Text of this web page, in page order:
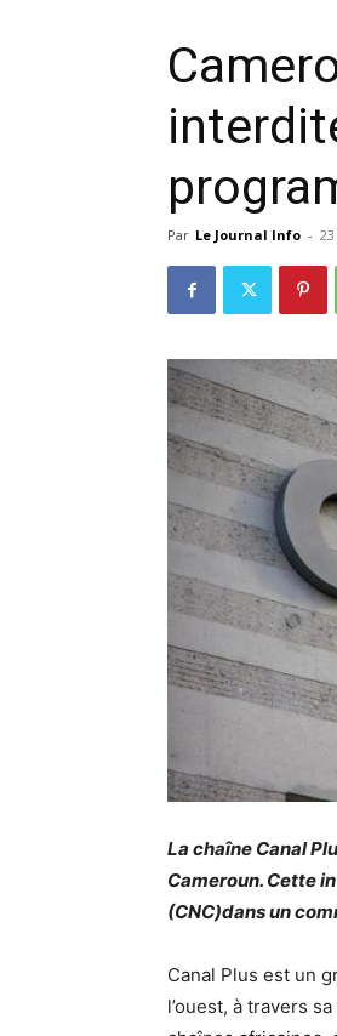
Par Le Journal Info -
La chaîne Canal
Cameroun. Cette
(CNC)dans un
Canal Plus est un
l’ouest, à travers